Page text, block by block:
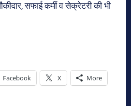
सफाई कर्मी व सेक्रेटरी की भी
Facebook X More